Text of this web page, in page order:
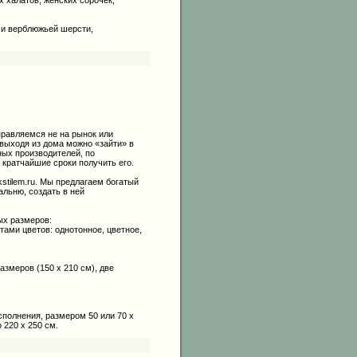
верблюжьей шерсти,
не на рынок или
из дома можно «зайти» в
производителей, по
сроки получить его.
Мы предлагаем богатый
создать в ней
размеров:
цветов: однотонное, цветное,
(150 х 210 см), две
размером 50 или 70 х
х 250 см.